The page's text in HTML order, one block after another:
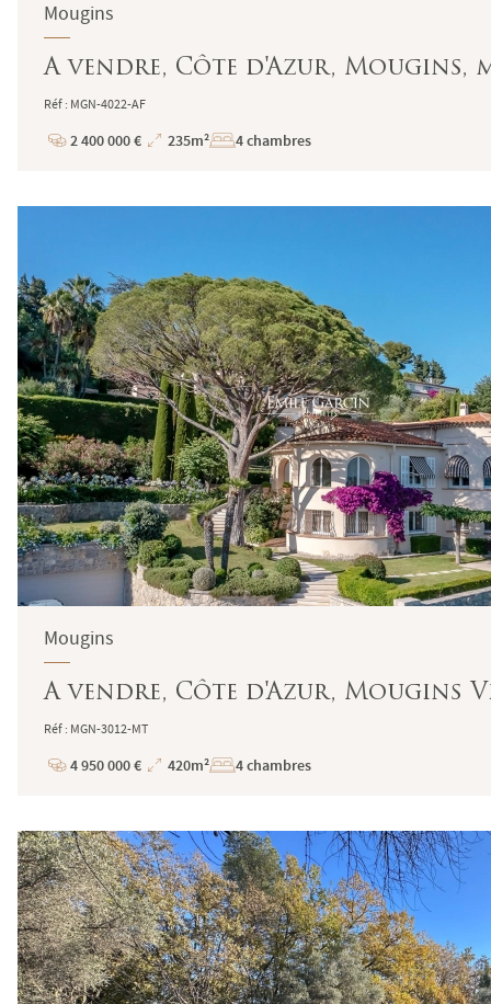
Mougins
A vendre, Côte d'Azur, Mougins,
Réf : MGN-4022-AF
Prix
2 400 000 €
Superficie
235m² 4 chambres
Mougins
A vendre, Côte d'Azur, Mougins
Réf : MGN-3012-MT
Prix
4 950 000 €
Superficie
420m² 4 chambres